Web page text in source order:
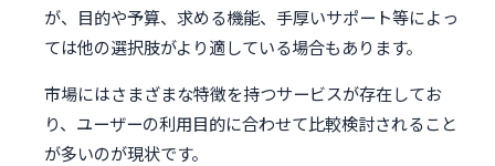
が、目的や予算、求める機能、手厚いサポート等によっ
ては他の選択肢がより適している場合もあります。
市場にはさまざまな特徴を持つサービスが存在してお
り、ユーザーの利用目的に合わせて比較検討されること
が多いのが現状です。